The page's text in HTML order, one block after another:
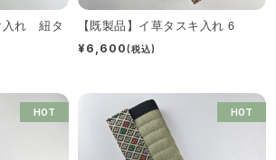
入れ 紐タ
【既製品】イ草タスキ入れ 6
¥6,600(税込)
HOT HOT